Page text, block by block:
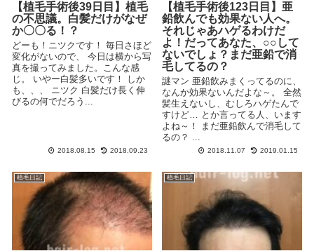
【植毛手術後39日目】植毛
の不思議。白髪だけがなぜ
か〇〇る！？
どーも！ニツクです！ 毎日さほど
変化がないので、 今日は横から写
真を撮ってみました。こんな感
じ。 いやー白髪多いです！ しか
も、、、 ニツク 白髪だけ長く伸
びるの何でだろう...
2018.08.15 2018.09.23
【植毛手術後123日目】亜
鉛飲んでも効果ない人へ。
それじゃあハゲるわけだ
よ！だってあなた、○○して
ないでしょ？まだ亜鉛で消
毛してるの？
謎マン 亜鉛飲みまくってるのに、
なんか効果ないんだよな～。 全然
髪生えないし、むしろハゲたんで
すけど… とか言ってる人、います
よね～！ まだ亜鉛飲んで消毛して
るの？ ...
2018.11.07 2019.01.15
植毛日記 植毛日記